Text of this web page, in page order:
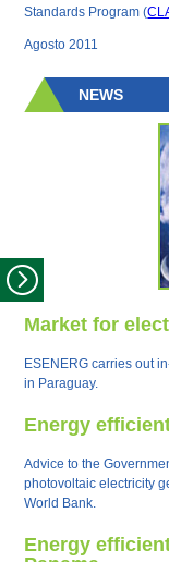
Standards Program (
Agosto 2011
NEWS
Market for
ESENERG carries out
in Paraguay.
Energy
Advice to the
photovoltaic electricity
World Bank.
Energy